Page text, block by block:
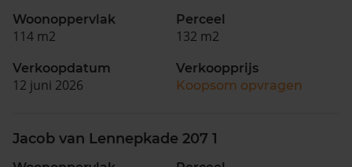
Woonoppervlak
114 m2
Perceel
132 m2
Verkoopdatum
12 juni 2026
Verkoopprijs
Koopsom opvragen
Jacob van Lennepkade 207 1